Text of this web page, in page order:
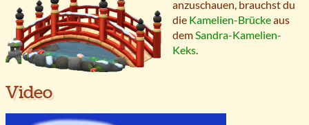
anzuschauen, brauchst du
die Kamelien-Brückeaus
dem Sandra-Kamelien-
Keks
Video